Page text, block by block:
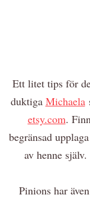
Ett litet tips för
duktiga Michaela
etsy.com.
begränsad
av henne
Pinions har